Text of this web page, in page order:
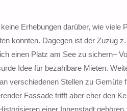
Erhebungen darüber, wie viele
konnten. Dagegen ist der Zuzug
einen Platz am See zu sichern–
Idee für bezahlbare Mieten.
verschiedenen Stellen zu Gemüte
Fassade trifft aber eher den
einer Innenstadt